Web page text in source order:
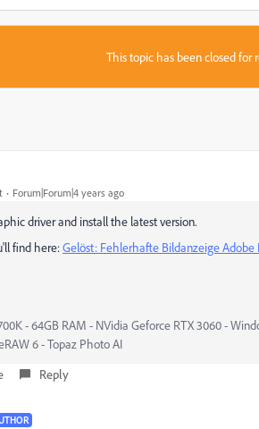
This topic has been closed for
Forum|Forum|4 years ago
driver and install the latest version.
find here:Gelöst: Fehlerhafte Bildanzeige
- 64GB RAM - NVidia Geforce RTX 3060 -
6 - Topaz Photo AI
Reply